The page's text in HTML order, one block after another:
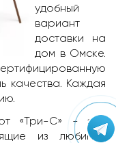
удобный
вариант
доставки на
дом в Омскe.
качества. Каждая
«Три-С» - это
из любимых